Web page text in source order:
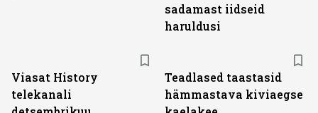
sadamast iidseid
haruldusi
Viasat History
telekanali
Teadlased taastasid
hämmastava kiviaegse